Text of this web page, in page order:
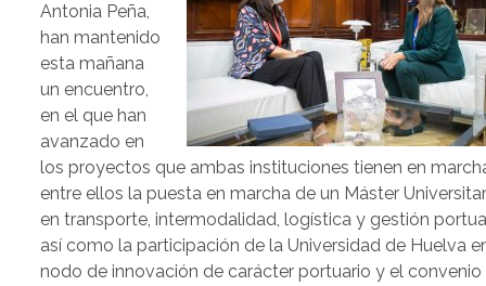
Antonia Peña,
han mantenido
esta mañana
un encuentro,
en el que han
avanzado en
los proyectos que ambas instituciones tienen en
entre ellos la puesta en marcha de un Máster
en transporte, intermodalidad, logística y gestión
así como la participación de la Universidad de Huelva
nodo de innovación de carácter portuario y el convenio